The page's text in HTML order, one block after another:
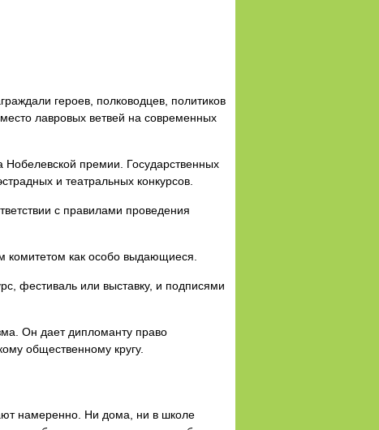
героев, полководцев, политиков
лавровых ветвей на современных
Нобелевской премии. Государственных
и театральных конкурсов.
с правилами проведения
комитетом как особо выдающиеся.
фестиваль или выставку, и подписями
Он дает дипломанту право
общественному кругу.
намеренно. Ни дома, ни в школе